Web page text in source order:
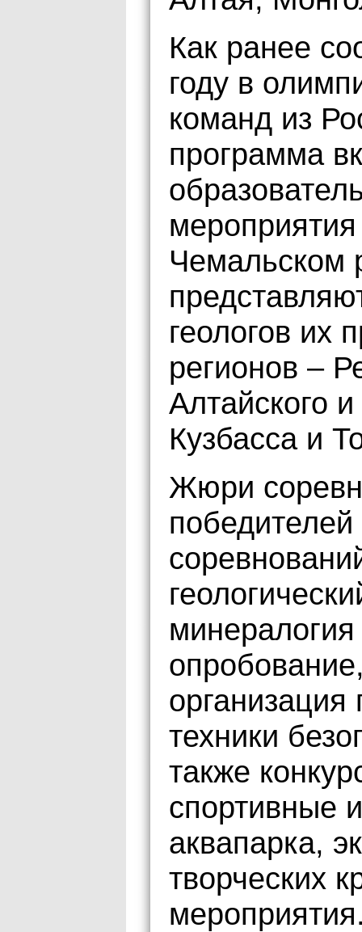
Как ранее
году в
команд из
программа
Чемальском
геологов их
регионов –
Алтайского
Кузбасса и
Жюри
техники
также
спортивные
аквапарка,
творческих